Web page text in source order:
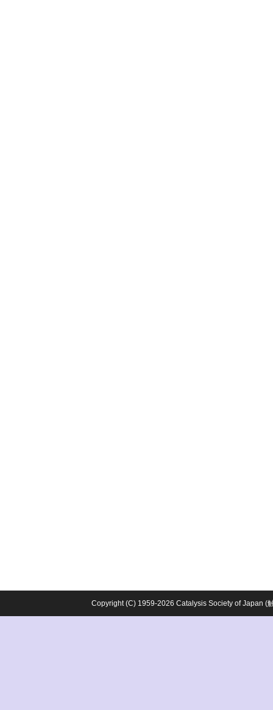
Copyright (C) 1959-2026 Catalysis Society of Japan (